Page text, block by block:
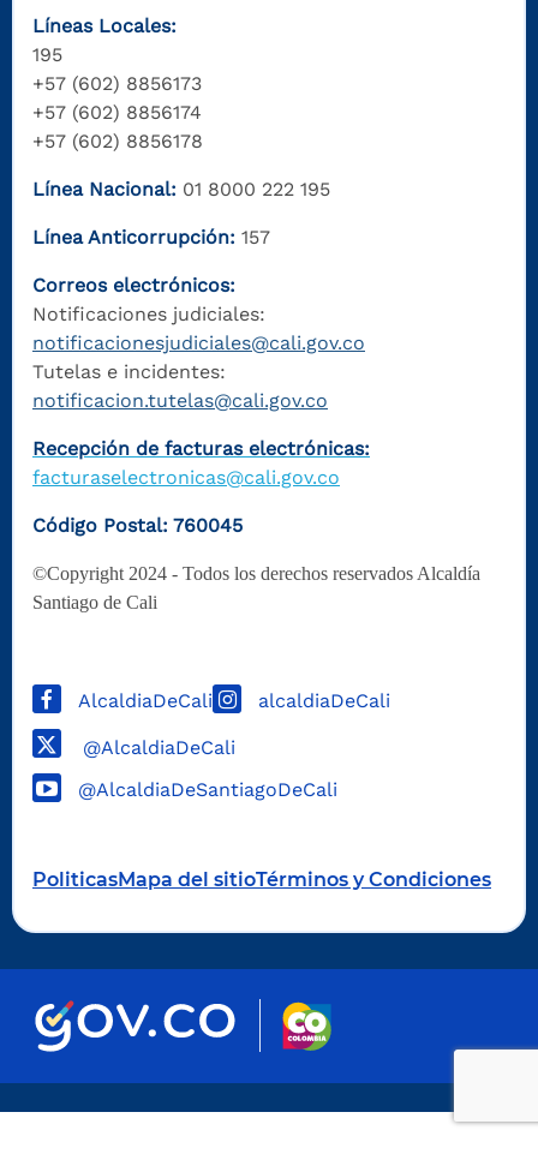
Líneas Locales:
195
+57 (602) 8856173
+57 (602) 8856174
+57 (602) 8856178
Línea Nacional: 01 8000 222 195
Línea Anticorrupción: 157
Correos electrónicos:
Notificaciones judiciales:
notificacionesjudiciales@cali.gov.co
Tutelas e incidentes:
notificacion.tutelas@cali.gov.co
Recepción de facturas electrónicas:
facturaselectronicas@cali.gov.co
Código Postal: 760045
©Copyright 2024 - Todos los derechos reservados Alcaldía
Santiago de Cali
AlcaldiaDeCali alcaldiaDeCali
@AlcaldiaDeCali
@AlcaldiaDeSantiagoDeCali
PoliticasMapa del sitioTérminos y Condiciones